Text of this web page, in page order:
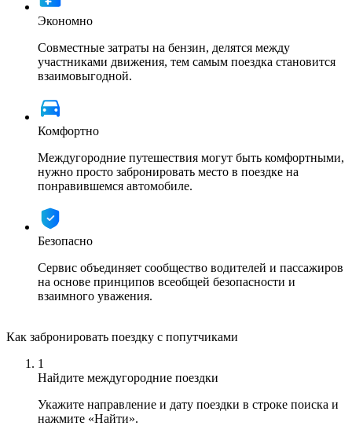
Экономно
Совместные затраты на бензин, делятся между
участниками движения, тем самым поездка становится
взаимовыгодной.
Комфортно
Междугородние путешествия могут быть комфортными,
нужно просто забронировать место в поездке на
понравившемся автомобиле.
Безопасно
Сервис объединяет сообщество водителей и пассажиров
на основе принципов всеобщей безопасности и
взаимного уважения.
Как забронировать поездку с попутчиками
1
Найдите междугородние поездки
Укажите направление и дату поездки в строке поиска и
нажмите «Найти».